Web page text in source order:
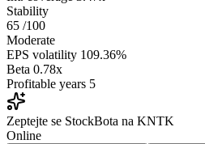
Stability
65 /100
Moderate
EPS volatility 109.36%
Beta 0.78x
Profitable years 5
Zeptejte se StockBota na KNTK
Online